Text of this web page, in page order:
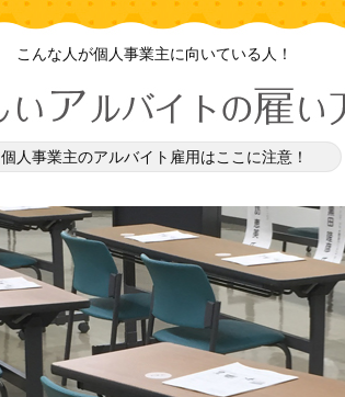
こんな人が個人事業主に向いている人！
個人事業主のアルバイト雇用はここに注意！